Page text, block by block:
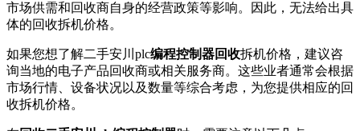
市场供需和回收商自身的经营政策等影响。因此，无法给出具
体的回收拆机价格。
如果您想了解二手安川plc编程控制器回收拆机价格，建议咨
询当地的电子产品回收商或相关服务商。这些业者通常会根据
市场行情、设备状况以及数量等综合考虑，为您提供相应的回
收拆机价格。